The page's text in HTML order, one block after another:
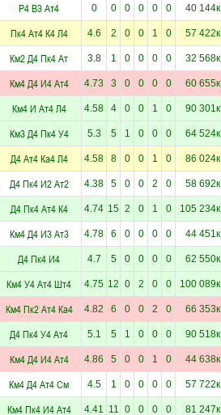
Р4В3Ат4 0 0 0 0 0 0 40 144к
Пк4Ат4К4Л4 4.6 2 0 0 1 0 57 422к
Км2Д4Пк4Ат 3.8 1 0 0 0 0 32 568к
Км4Д4И4Ат4 4.73 3 0 0 0 0 60 655к
Км4И Ат4Л4 4.58 4 0 0 1 0 90 301к
Км3Д4Пк4У4 5.3 5 1 0 0 0 64 524к
Д4Ат4Ка4Л4 4.58 8 0 0 1 0 86 024к
Д4Пк4И2Ат2 4.38 5 0 0 2 0 58 692к
Д4Пк4Ат4К4 4.74 15 2 0 1 0 105 234к
Км4Д4И3Ат3 4.78 6 0 0 0 0 44 451к
Д4Пк4И4 4.7 5 0 0 0 0 62 550к
Км4У4Ат4Шт4 4.75 12 0 2 0 0 100 089к
Км4Пк2Ат4Ка4 4.82 6 0 0 2 0 66 353к
Д4Пк4У4Ат4 5.1 5 1 0 0 0 90 518к
Км4Д4И4Ат4 4.86 5 0 0 1 0 44 638к
Км4Д4Ат4См 4.5 1 0 0 0 0 57 722к
Км4Пк4И4Ат4 4.41 11 0 0 0 0 81 247к